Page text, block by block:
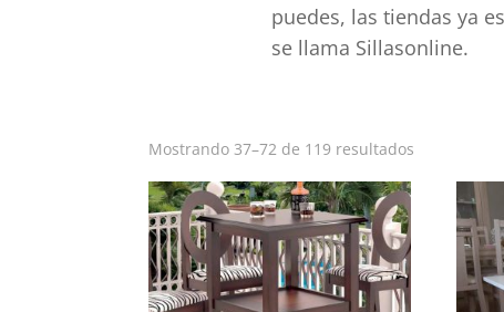
puedes, las tiendas ya
se llama Sillasonline.
Mostrando 37–72 de 119 resultados
popularidad